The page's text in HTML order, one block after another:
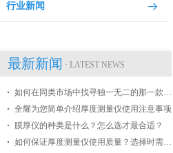
行业新闻
最新新闻 · LATEST NEWS
如何在同类市场中找寻独一无二的那一款膜厚仪
全耀为您简单介绍厚度测量仪使用注意事项
膜厚仪的种类是什么？怎么选才最合适？
如何保证厚度测量仪使用质量？选择时需掌握哪些条件？